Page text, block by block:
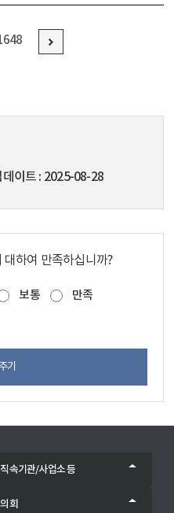
밝혔다. 이원주
구, 한국토
데이트 2025-08-28
하여 만족하십니까?
보통
만족
기
직속기관/사업소 등
의회